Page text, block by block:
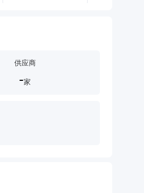
供应商
-家